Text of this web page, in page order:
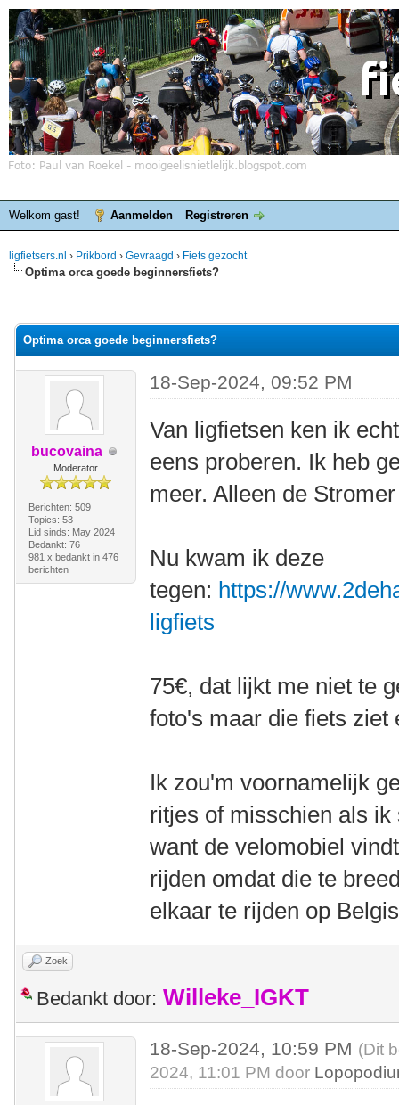
Welkom gast! Aanmelden Registreren
ligfietsers.nl › Prikbord › Gevraagd › Fiets gezocht
Optima orca goede beginnersfiets?
Optima orca goede beginnersfiets?
bucovaina
Moderator
Berichten: 509
Topics: 53
Lid sinds: May 2024
Bedankt: 76
981 x bedankt in 476
berichten
18-Sep-2024, 09:52 PM
Van ligfietsen ken ik
eens proberen. Ik heb
meer. Alleen de
Nu kwam ik deze
tegen: https://
ligfiets
75€, dat lijkt me niet te
foto's maar die fiets ziet
Ik zou'm voornamelijk
ritjes of misschien als
want de velomobiel
rijden omdat die te
elkaar te rijden op
Zoek
Bedankt door: Willeke_IGKT
18-Sep-2024, 10:59 PM (Dit
2024, 11:01 PM door